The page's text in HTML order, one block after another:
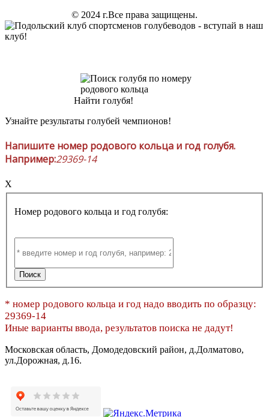
© 2024 г.Все права защищены.
Найти голубя!
Узнайте результаты голубей чемпионов!
Напишите номер родового кольца и год голубя.
Например:29369-14
X
Номер родового кольца и год голубя:
* номер родового кольца и год надо вводить по образцу:
29369-14
Иные варианты ввода, результатов поиска не дадут!
Московская область, Домодедовский район, д.Долматово,
ул.Дорожная, д.16.